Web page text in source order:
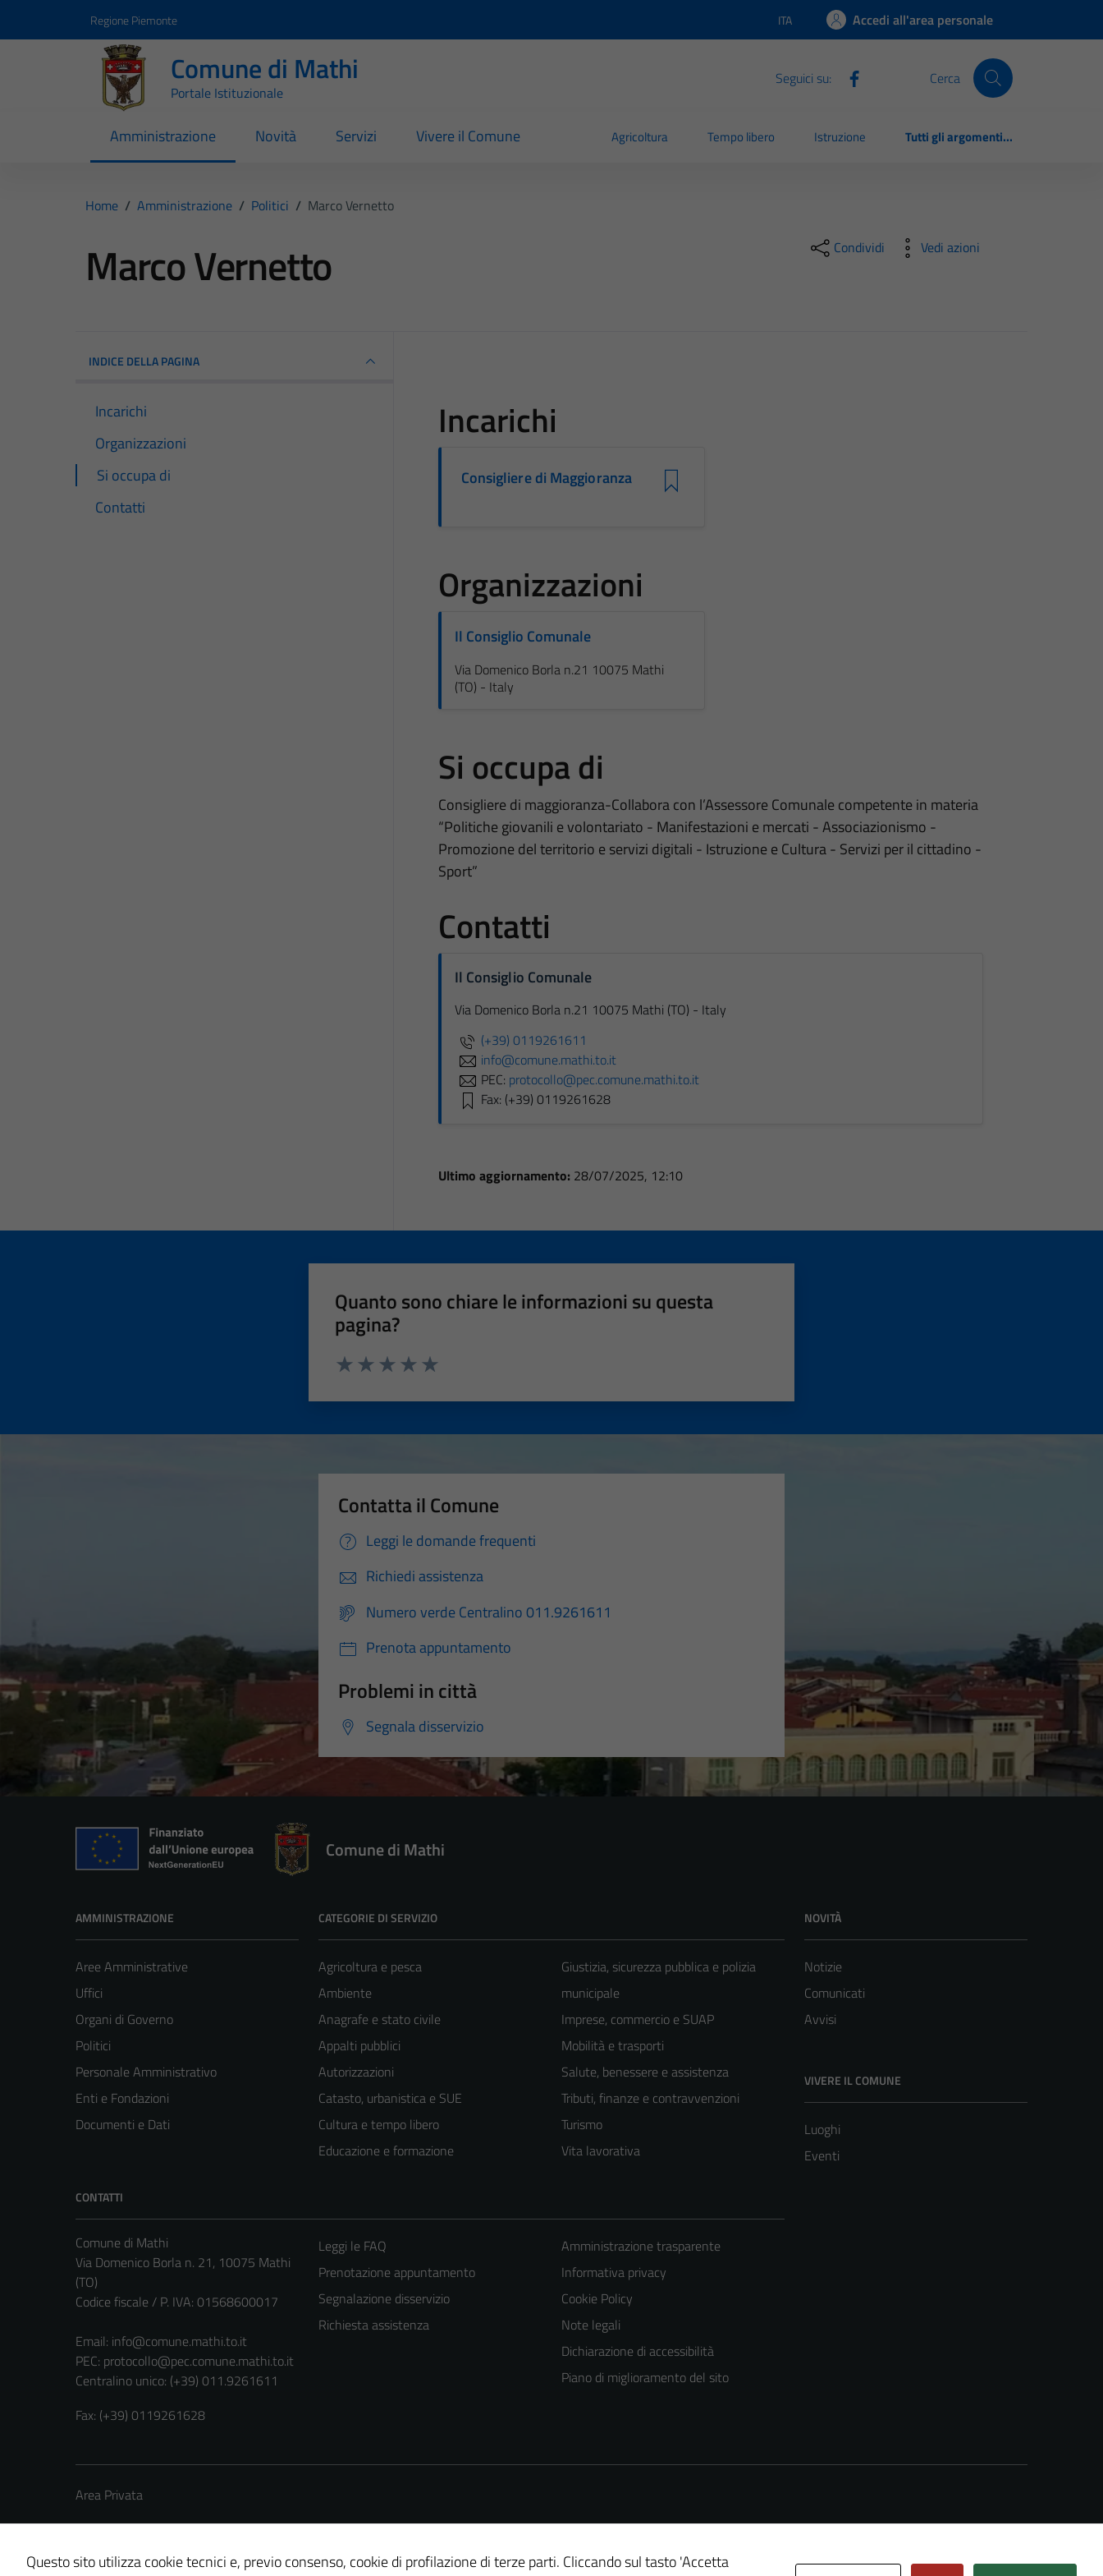
Regione Piemonte Lingua attiva:
ITA Accedi all'area personale
Comune di Mathi
Portale Istituzionale
Seguici su: Cerca
Amministrazione Novità Servizi Vivere il Comune Agricoltura Tempo libero Istruzione Tutti gli argomenti...
Home / Amministrazione / Politici / Marco Vernetto
Marco Vernetto Condividi Vedi azioni
INDICE DELLA PAGINA
Incarichi
Organizzazioni
Si occupa di
Contatti
Incarichi
Consigliere di Maggioranza
Organizzazioni
Il Consiglio Comunale
Via Domenico Borla n.21 10075 Mathi
(TO) - Italy
Si occupa di
Consigliere di maggioranza-Collabora con l’Assessore Comunale competente in materia
“Politiche giovanili e volontariato - Manifestazioni e mercati - Associazionismo -
Promozione del territorio e servizi digitali - Istruzione e Cultura - Servizi per il cittadino -
Sport”
Contatti
Il Consiglio Comunale
Via Domenico Borla n.21 10075 Mathi (TO) - Italy
(+39) 0119261611
info@comune.mathi.to.it
PEC: protocollo@pec.comune.mathi.to.it
Fax: (+39) 0119261628
Ultimo aggiornamento: 28/07/2025, 12:10
Quanto sono chiare le informazioni su questa
pagina?
Contatta il Comune
Leggi le domande frequenti
Richiedi assistenza
Numero verde Centralino 011.9261611
Prenota appuntamento
Problemi in città
Segnala disservizio
Comune di Mathi
AMMINISTRAZIONE
Aree Amministrative
Uffici
Organi di Governo
Politici
Personale Amministrativo
Enti e Fondazioni
Documenti e Dati
CATEGORIE DI SERVIZIO
Agricoltura e pesca
Ambiente
Anagrafe e stato civile
Appalti pubblici
Autorizzazioni
Catasto, urbanistica e SUE
Cultura e tempo libero
Educazione e formazione
Giustizia, sicurezza pubblica e polizia
municipale
Imprese, commercio e SUAP
Mobilità e trasporti
Salute, benessere e assistenza
Tributi, finanze e contravvenzioni
Turismo
Vita lavorativa
NOVITÀ
Notizie
Comunicati
Avvisi
VIVERE IL COMUNE
Luoghi
Eventi
CONTATTI
Comune di Mathi
Via Domenico Borla n. 21, 10075 Mathi
(TO)
Codice fiscale / P. IVA: 01568600017
Email: info@comune.mathi.to.it
PEC: protocollo@pec.comune.mathi.to.it
Centralino unico: (+39) 011.9261611
Fax: (+39) 0119261628
Leggi le FAQ
Prenotazione appuntamento
Segnalazione disservizio
Richiesta assistenza
Amministrazione trasparente
Informativa privacy
Cookie Policy
Note legali
Dichiarazione di accessibilità
Piano di miglioramento del sito
Area Privata
Questo sito utilizza cookie tecnici e, previo consenso, cookie di profilazione di terze parti. Cliccando sul tasto 'Accetta
Tecnici